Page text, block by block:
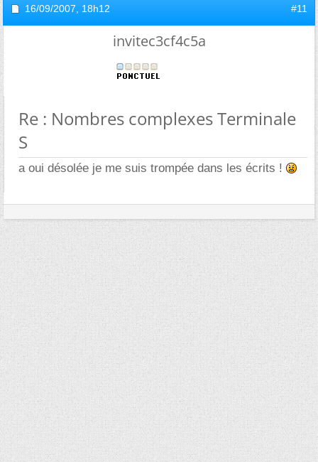
16/09/2007, 18h12 #11
invitec3cf4c5a
Re : Nombres complexes Terminale
S
a oui désolée je me suis trompée dans les écrits !